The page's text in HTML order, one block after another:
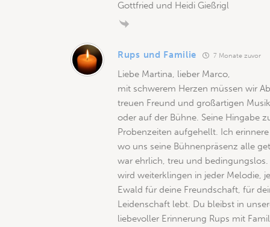
Gottfried und Heidi Gießrigl
Rups und Familie 7 Monate zuvor
Liebe Martina, lieber Marco,
mit schwerem Herzen müssen wir
treuen Freund und großartigen
oder auf der Bühne. Seine Hingabe
Probenzeiten aufgehellt. Ich
wo uns seine Bühnenpräsenz alle
war ehrlich, treu und
wird weiterklingen in jeder Melodie,
Ewald für deine Freundschaft, für
Leidenschaft lebt. Du bleibst in
liebevoller Erinnerung Rups mit